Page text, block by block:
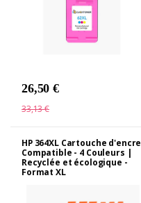
26,50 €
33,13 €
HP 364XL Cartouche d'encre
Compatible - 4 Couleurs |
Recyclée et écologique -
Format XL